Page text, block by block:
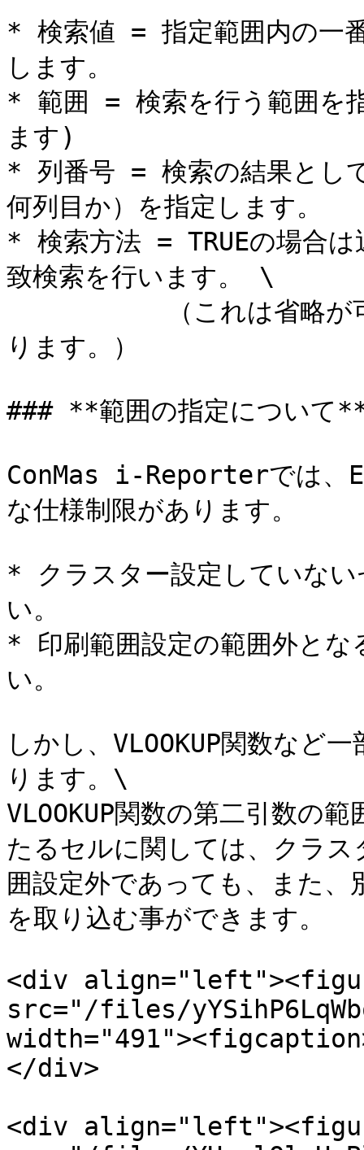
* 検索値 = 指定範囲内の一
します。
* 範囲 = 検索を行う範囲を
ます)
* 列番号 = 検索の結果とし
何列目か）を指定します。
* 検索方法 = TRUEの場合は
致検索を行います。 \
ります。）
### **範囲の指定について
ConMas i-Reporterでは、
な仕様制限があります。
* クラスター設定していない
い。
* 印刷範囲設定の範囲外とな
い。
しかし、VLOOKUP関数など
ります。\
VLOOKUP関数の第二引数の
たるセルに関しては、クラ
囲設定外であっても、また
を取り込む事ができます。
<div
src="/files/
</div>
<div